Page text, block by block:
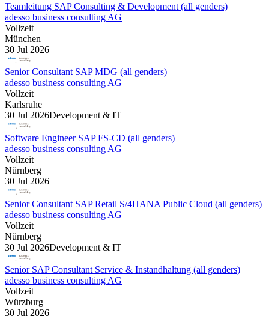
Teamleitung SAP Consulting & Development (all genders)
adesso business consulting AG
Vollzeit
München
30 Jul 2026
Senior Consultant SAP MDG (all genders)
adesso business consulting AG
Vollzeit
Karlsruhe
30 Jul 2026Development & IT
Software Engineer SAP FS-CD (all genders)
adesso business consulting AG
Vollzeit
Nürnberg
30 Jul 2026
Senior Consultant SAP Retail S/4HANA Public Cloud (all genders)
adesso business consulting AG
Vollzeit
Nürnberg
30 Jul 2026Development & IT
Senior SAP Consultant Service & Instandhaltung (all genders)
adesso business consulting AG
Vollzeit
Würzburg
30 Jul 2026